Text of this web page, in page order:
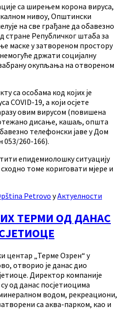
са ширењем корона вируса,
нивоу, Општински
на све грађане да обавезно
стране Републичког штаба за
маске у затвореном простору
држати социјалну
окупљања на отвореном
са особама код којих је
COVID-19, а који осјете
овим вирусом (повишена
дисање, кашаљ, општа
телефонски јаве у Дом
260-166).
епидемиолошку ситуацију
томе кориговати мјере и
PetrovoуАктуелности
ТЕРМИ ОД ДАНАС
центар „Терме Озрен“ у
отворио је данас дио
Директор компаније
од данас посјетиоцима
водом, рекреациони,
са аква-парком, као и